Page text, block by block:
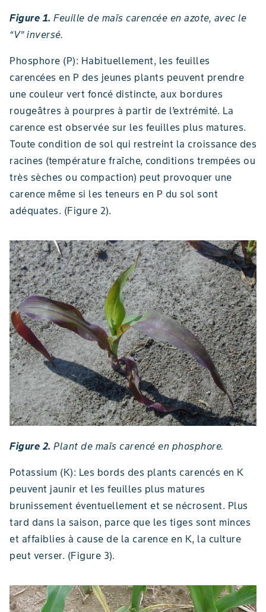
Figure 1. Feuille de maïs carencée en azote, avec le
“V” inversé.
Phosphore (P): Habituellement, les feuilles
carencées en P des jeunes plants peuvent prendre
une couleur vert foncé distincte, aux bordures
rougeâtres à pourpres à partir de l’extrémité. La
carence est observée sur les feuilles plus matures.
Toute condition de sol qui restreint la croissance des
racines (température fraîche, conditions trempées ou
très sèches ou compaction) peut provoquer une
carence même si les teneurs en P du sol sont
adéquates. (Figure 2).
Figure 2. Plant de maïs carencé en phosphore.
Potassium (K): Les bords des plants carencés en K
peuvent jaunir et les feuilles plus matures
brunissement éventuellement et se nécrosent. Plus
tard dans la saison, parce que les tiges sont minces
et affaiblies à cause de la carence en K, la culture
peut verser. (Figure 3).